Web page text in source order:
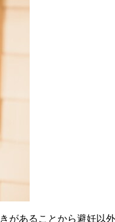
があることから避妊以